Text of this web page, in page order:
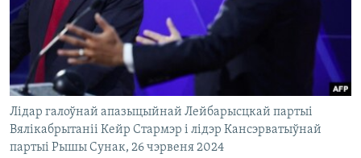
Лідар галоўнай апазыцыйнай Лейбарысцкай партыі
Вялікабрытаніі Кейр Стармэр і лідэр Кансэрватыўнай
партыі Рышы Сунак, 26 чэрвеня 2024